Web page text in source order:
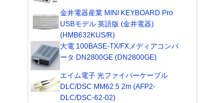
金井電器産業 MINI KEYBOARD Pro
USBモデル 英語版 (金井電器)
(HMB632KUS/R)
大電 100BASE-TX/FXメディアコンバ
ータ DN2800GE (DN2800GE)
エイム電子 光ファイバーケーブル
DLC/DSC MM62.5 2m (AFP2-
DLC/DSC-62-02)